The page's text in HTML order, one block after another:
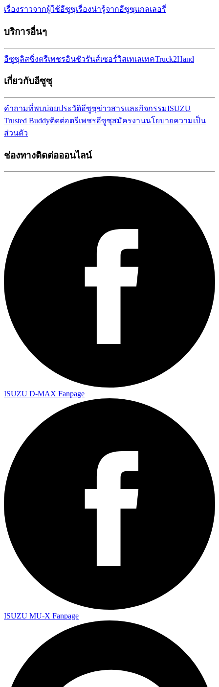
เรื่องราวจากผู้ใช้อีซูซุเรื่องน่ารู้จากอีซูซุแกลเลอรี่
บริการอื่นๆ
อีซูซุลิสซิ่งตรีเพชรอินชัวรันส์เซอร์วิสเทเลเทคTruck2Hand
เกี่ยวกับอีซูซุ
คำถามที่พบบ่อยประวัติอีซูซุข่าวสารและกิจกรรมISUZU
Trusted Buddyติดต่อตรีเพชรอีซูซุสมัครงานนโยบายความเป็น
ส่วนตัว
ช่องทางติดต่อออนไลน์
ISUZU D-MAX Fanpage
ISUZU MU-X Fanpage